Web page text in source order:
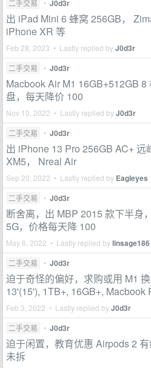
二手交易 • J0d3r
出 iPad Mini 6 蜂窝 256GB，
iPhone XR 等
Feb 28, 2023 • Lastly replied byJ0d3r
二手交易 • J0d3r
Macbook Air M1 16GB+512GB 8
盘，每天降价 100
Nov 10, 2022 • Lastly replied byJ0d3r
二手交易 • J0d3r
出 iPhone 13 Pro 256GB AC+ 远
XM5， Nreal Air
Sep 20, 2022 • Lastly replied by Eagleyes
二手交易 • J0d3r
断舍离，出 MBP 2015 款下半身
5G，价格每天降 100
May 6, 2022 • Lastly replied bylinsage186
二手交易 • J0d3r
迫于奇怪的偏好，求购或用 M1
13'(15'), 1TB+, 16GB+, Macbook
Feb 3, 2022 • Lastly replied byJ0d3r
二手交易 • J0d3r
迫于闲置，教育优惠 Airpods 2
未拆